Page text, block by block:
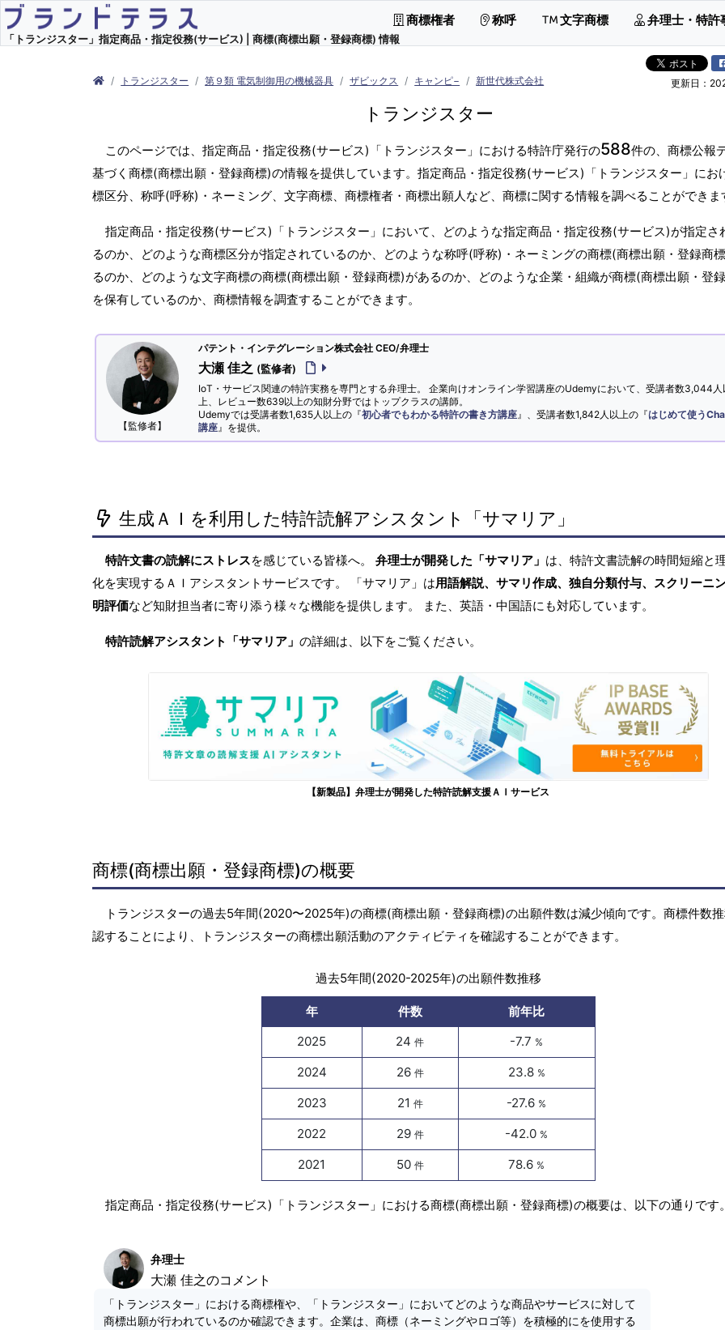
「トランジスター」指定商品・指定役務(サービス) | 商標(商標出願・登録商標) 情報
商標権者 称呼 文字商標 弁理士・特許
トランジスター 第９類 電気制御用の機械器具 ザビックス キャンピ− 新世代株式会社 更新日：
トランジスター
このページでは、指定商品・指定役務(サービス)「トランジスター」における特許庁発行の588件の、商標公報
基づく商標(商標出願・登録商標)の情報を提供しています。指定商品・指定役務(サービス)「トランジスター」にお
標区分、称呼(呼称)・ネーミング、文字商標、商標権者・商標出願人など、商標に関する情報を調べることができま
指定商品・指定役務(サービス)「トランジスター」において、どのような指定商品・指定役務(サービス)が指定さ
るのか、どのような商標区分が指定されているのか、どのような称呼(呼称)・ネーミングの商標(商標出願・登録商
るのか、どのような文字商標の商標(商標出願・登録商標)があるのか、どのような企業・組織が商標(商標出願・登
を保有しているのか、商標情報を調査することができます。
【監修者】
パテント・インテグレーション株式会社 CEO/弁理士
大瀬 佳之 (監修者)
IoT・サービス関連の特許実務を専門とする弁理士。 企業向けオンライン学習講座のUdemyにおいて、受講者数3,044人
上、レビュー数639以上の知財分野ではトップクラスの講師。
Udemyでは受講者数1,635人以上の『初心者でもわかる特許の書き方講座 』、受講者数1,842人以上の『はじめて使う
講座 』を提供。
生成ＡＩを利用した特許読解アシスタント「サマリア」
特許文書の読解にストレスを感じている皆様へ。 弁理士が開発した「サマリア」 は、特許文書読解の時間短縮と
化を実現するＡＩアシスタントサービスです。 「サマリア」は用語解説、サマリ作成、独自分類付与、スクリーニ
明評価など知財担当者に寄り添う様々な機能を提供します。 また、英語・中国語にも対応しています。
特許読解アシスタント「サマリア」 の詳細は、以下をご覧ください。
【新製品】弁理士が開発した特許読解支援ＡＩサービス
商標(商標出願・登録商標)の概要
トランジスターの過去5年間(2020〜2025年)の商標(商標出願・登録商標)の出願件数は減少傾向です。商標件数
認することにより、トランジスターの商標出願活動のアクティビティを確認することができます。
過去5年間(2020-2025年)の出願件数推移
年 件数
前年比
2025
24件 -7.7 %
2024 26 件 23.8 %
2023 21 件 -27.6 %
2022 29 件 -42.0 %
2021 50 件 78.6 %
指定商品・指定役務(サービス)「トランジスター」における商標(商標出願・登録商標)の概要は、以下の通りです
弁理士
大瀬 佳之のコメント
「トランジスター」における商標権や、「トランジスター」においてどのような商品やサービスに対して
商標出願が行われているのか確認できます。企業は、商標（ネーミングやロゴ等）を積極的にを使用する